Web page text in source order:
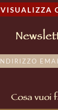
VISUALIZZA
Cosa vuoi